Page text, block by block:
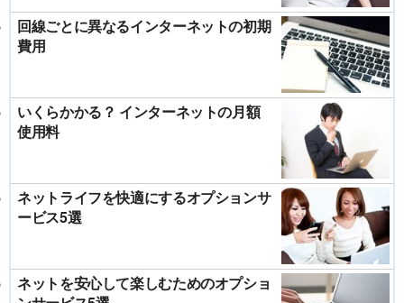
回線ごとに異なるインターネットの初期
費用
いくらかかる？ インターネットの月額
使用料
ネットライフを快適にするオプションサ
ービス5選
ネットを安心して楽しむためのオプショ